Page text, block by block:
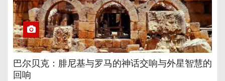
巴尔贝克：腓尼基与罗马的神话交响与外星智慧的
回响